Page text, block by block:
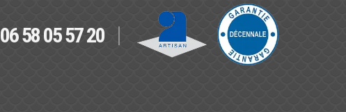
06 58 05 57 20